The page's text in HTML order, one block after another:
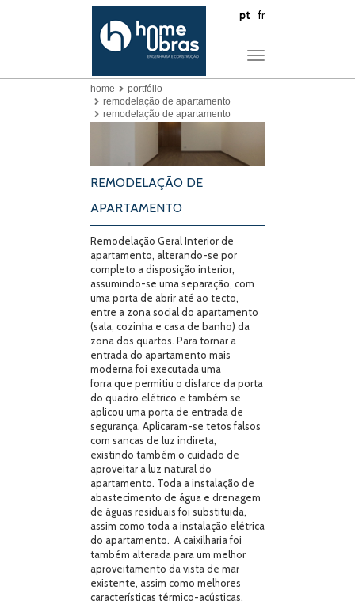
pt fr
Toggle
home
portfólio
remodelação de apartamento
remodelação de apartamento
REMODELAÇÃO DE
APARTAMENTO
Remodelação Geral Interior de
apartamento, alterando-se por
completo a disposição interior,
assumindo-se uma separação, com
uma porta de abrir até ao tecto,
entre a zona social do apartamento
(sala, cozinha e casa de banho) da
zona dos quartos. Para tornar a
entrada do apartamento mais
moderna foi executada uma
forra que permitiu o disfarce da porta
do quadro elétrico e também se
aplicou uma porta de entrada de
segurança. Aplicaram-se tetos falsos
com sancas de luz indireta,
existindo também o cuidado de
aproveitar a luz natural do
apartamento. Toda a instalação de
abastecimento de água e drenagem
de águas residuais foi substituida,
assim como toda a instalação elétrica
do apartamento. A caixilharia foi
também alterada para um melhor
aproveitamento da vista de mar
existente, assim como melhores
características térmico-acústicas.